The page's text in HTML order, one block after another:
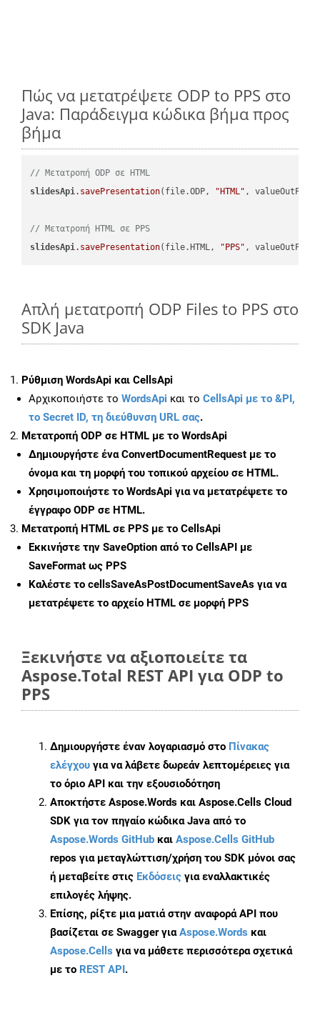
Πώς να μετατρέψετε ODP to PPS στο
Java: Παράδειγμα κώδικα βήμα προς
βήμα
// Μετατροπή ODP σε HTML
slidesApi.savePresentation(file.ODP, "HTML" ,
// Μετατροπή HTML σε PPS
slidesApi.savePresentation(file.HTML, "PPS"
Απλή μετατροπή ODP Files to PPS στο
SDK Java
Ρύθμιση WordsApi και CellsApi
Αρχικοποιήστε το WordsApi και το CellsApi με το &PI,
το Secret ID, τη διεύθυνση URL σας.
Μετατροπή ODP σε HTML με το WordsApi
Δημιουργήστε έναConvertDocumentRequest με το
όνομα και τη μορφή του τοπικού αρχείου σε HTML.
Χρησιμοποιήστε το WordsApi για να μετατρέψετε το
έγγραφο ODP σε HTML.
Μετατροπή HTML σε PPS με το CellsApi
Εκκινήστε την SaveOption από το CellsAPI με
SaveFormat ως PPS
Καλέστε το cellsSaveAsPostDocumentSaveAs για να
μετατρέψετε το αρχείο HTML σε μορφή PPS
Ξεκινήστε να αξιοποιείτε τα
Aspose.Total REST API για ODP to
PPS
Δημιουργήστε έναν λογαριασμό στο Πίνακας
ελέγχου για να λάβετε δωρεάν λεπτομέρειες για
το όριο API και την εξουσιοδότηση
Αποκτήστε Aspose.Words και Aspose.Cells Cloud
SDK για τον πηγαίο κώδικα Java από το
Aspose.Words GitHub και Aspose.Cells GitHub
repos για μεταγλώττιση/χρήση του SDK μόνοι σας
ή μεταβείτε στις Εκδόσεις για εναλλακτικές
επιλογές λήψης.
Επίσης, ρίξτε μια ματιά στην αναφορά API που
βασίζεται σε Swagger γιαAspose.Words και
Aspose.Cells για να μάθετε περισσότερα σχετικά
με το REST API.